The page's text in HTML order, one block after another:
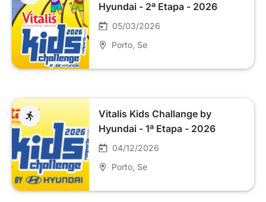
Hyundai - 2ª Etapa - 2026
05/03/2026
Porto , Se
Vitalis Kids Challange by
Hyundai - 1ª Etapa - 2026
04/12/2026
Porto , Se